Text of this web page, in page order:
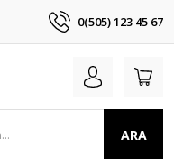
0(505) 123 45 67
ARA